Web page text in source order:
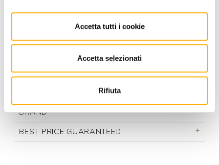
Accetta tutti i cookie
Accetta selezionati
Rifiuta
REQUEST A QUOTE
BRAND
BEST PRICE GUARANTEED